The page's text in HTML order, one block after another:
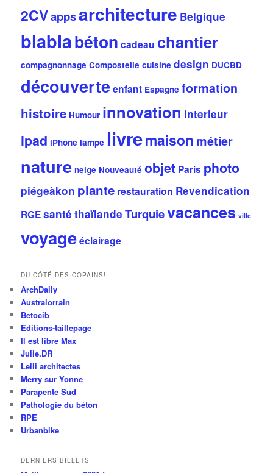
2CVappsarchitecture Belgique
blablabéton cadeau chantier
compagnonnage Compostelle cuisine design DUCBD
découverteenfant Espagne formation
histoire Humour innovation interieur
ipad iPhone lampe livremaison métier
nature neige Nouveauté objet Paris photo
piégeàkon plante restauration Revendication
RGEsanté thaïlande Turquievacances ville
voyageéclairage
DU CÔTÉ DES COPAINS!
ArchDaily
Australorrain
Betocib
Editions-taillepage
Il est libre Max
Julie.DR
Lelli architectes
Merry sur Yonne
Parapente Sud
Pathologie du béton
RPE
Urbanbike
DERNIERS BILLETS